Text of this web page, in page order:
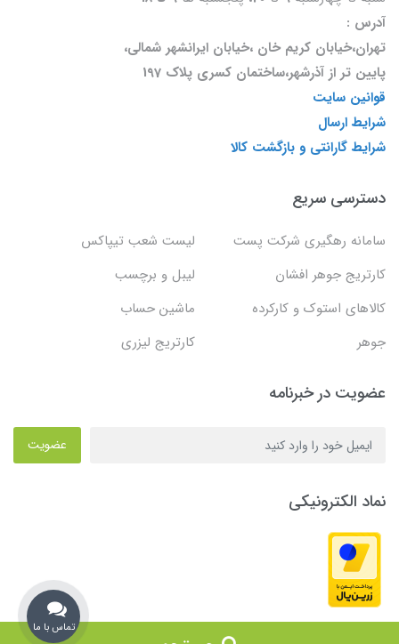
آدرس :
تهران،خیابان کریم خان ،خیابان ایرانشهر شمالی،
پایین تر از آذرشهر،ساختمان کسری پلاک 197
قوانین سایت
شرایط ارسال
شرایط گارانتی و بازگشت کالا
دسترسی سریع
سامانه رهگیری شرکت پست
لیست شعب تیپاکس
کارتریج جوهر افشان
لیبل و برچسب
کالاهای استوک و کارکرده
ماشین حساب
جوهر
کارتریج لیزری
عضویت در خبرنامه
عضویت
نماد الکترونیکی
تماس با ما